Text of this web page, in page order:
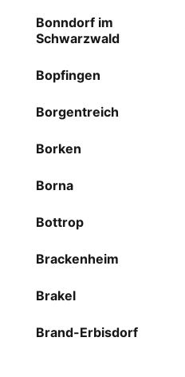
Bonndorf im
Schwarzwald
Bopfingen
Borgentreich
Borken
Borna
Bottrop
Brackenheim
Brakel
Brand-Erbisdorf